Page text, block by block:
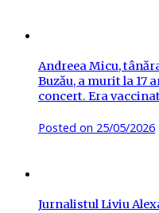
Andreea Micu,
Buzău, a murit la 17
concert. Era
Posted on 25/05/2026
Jurnalistul Liviu